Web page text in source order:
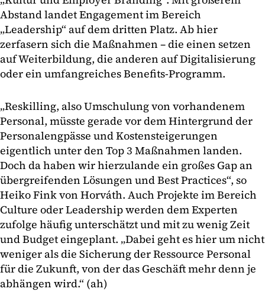
Abstand landet Engagement im Bereich
„Leadership“ auf dem dritten Platz. Ab hier
zerfasern sich die Maßnahmen – die einen setzen
auf Weiterbildung, die anderen auf Digitalisierung
oder ein umfangreiches Benefits-Programm.
„Reskilling, also Umschulung von vorhandenem
Personal, müsste gerade vor dem Hintergrund der
Personalengpässe und Kostensteigerungen
eigentlich unter den Top 3 Maßnahmen landen.
Doch da haben wir hierzulande ein großes Gap an
übergreifenden Lösungen und Best Practices“, so
Heiko Fink von Horváth. Auch Projekte im Bereich
Culture oder Leadership werden dem Experten
zufolge häufig unterschätzt und mit zu wenig Zeit
und Budget eingeplant. „Dabei geht es hier um nicht
weniger als die Sicherung der Ressource Personal
für die Zukunft, von der das Geschäft mehr denn je
abhängen wird.“ (ah)